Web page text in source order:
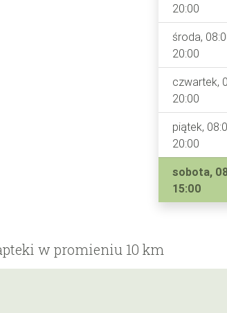
20:00
środa,
20:00
czwartek,
20:00
piątek,
20:00
sobota,
15:00
w promieniu 10 km